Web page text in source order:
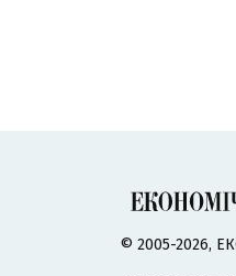
© 2005-2026,